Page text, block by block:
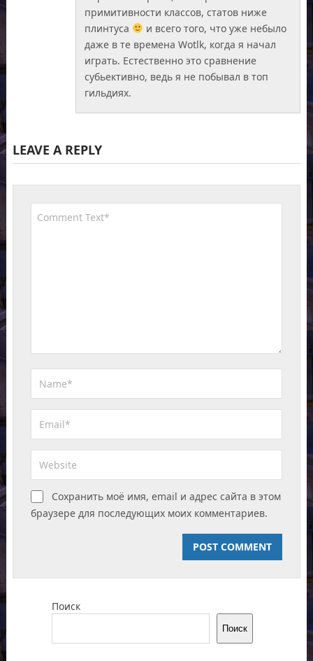
примитивности классов, статов ниже
плинтуса
и всего того, что уже небыло
даже в те времена Wotlk, когда я начал
играть. Естественно это сравнение
субьективно, ведь я не побывал в топ
гильдиях.
LEAVE A REPLY
Сохранить моё имя, email и адрес сайта в этом
браузере для последующих моих комментариев.
Поиск
Поиск